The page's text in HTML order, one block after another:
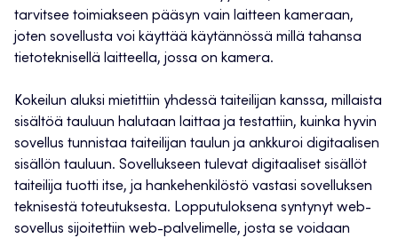
tarvitsee toimiakseen pääsyn vain laitteen kameraan,
joten sovellusta voi käyttää käytännössä millä tahansa
tietoteknisellä laitteella, jossa on kamera.
Kokeilun aluksi mietittiin yhdessä taiteilijan kanssa, millaista
sisältöä tauluun halutaan laittaa ja testattiin, kuinka hyvin
sovellus tunnistaa taiteilijan taulun ja ankkuroi digitaalisen
sisällön tauluun. Sovellukseen tulevat digitaaliset sisällöt
taiteilija tuotti itse, ja hankehenkilöstö vastasi sovelluksen
teknisestä toteutuksesta. Lopputuloksena syntynyt web-
sovellus sijoitettiin web-palvelimelle, josta se voidaan